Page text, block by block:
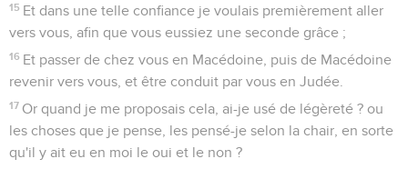
15 Et dans une telle confiance je voulais premièrement aller
vers vous, afin que vous eussiez une seconde grâce ;
16 Et passer de chez vous en Macédoine, puis de Macédoine
revenir vers vous, et être conduit par vous en Judée.
17 Or quand je me proposais cela, ai-je usé de légèreté ? ou
les choses que je pense, les pensé-je selon la chair, en sorte
qu'il y ait eu en moi le oui et le non ?